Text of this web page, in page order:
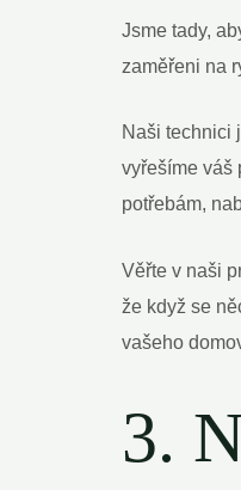
Jsme tady,
zaměřeni na
Naši technici
vyřešíme váš
potřebám,
Věřte v naši
že když se
vašeho
3.